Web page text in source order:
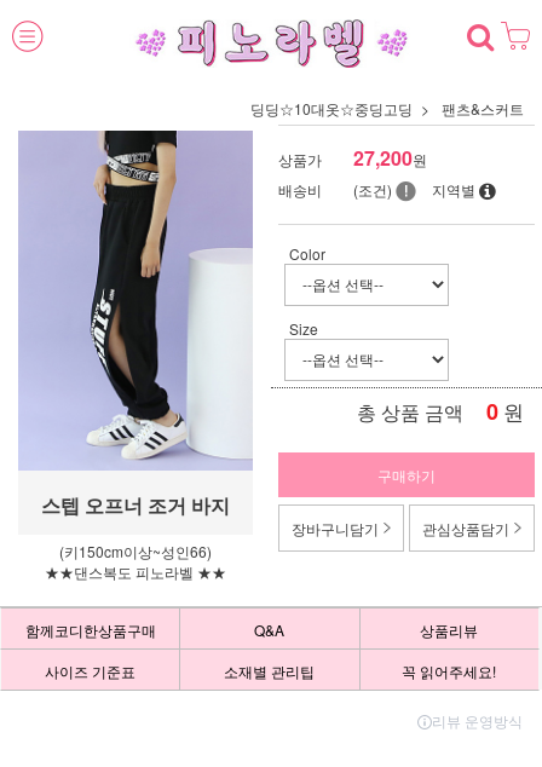
딩딩☆10대옷☆중딩고딩 팬츠&스커트
스텝 오프너 조거 바지
(키150cm이상~성인66)
★★댄스복도 피노라벨 ★★
상품가 27,200원
배송비
(조건) 지역별
Color
Size
총 상품 금액 0 원
구매하기
장바구니담기 관심상품담기
함께코디한상품구매 Q&A
상품리뷰
사이즈 기준표
소재별 관리팁 꼭 읽어주세요!